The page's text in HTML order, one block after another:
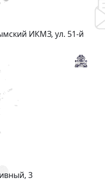
ИКМЗ, ул. 51-й
3